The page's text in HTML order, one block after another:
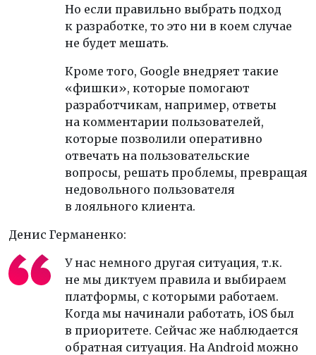
Но если правильно выбрать подход
к разработке, то это ни в коем случае
не будет мешать.
Кроме того, Google внедряет такие
«фишки», которые помогают
разработчикам, например, ответы
на комментарии пользователей,
которые позволили оперативно
отвечать на пользовательские
вопросы, решать проблемы, превращая
недовольного пользователя
в лояльного клиента.
Денис Германенко:
У нас немного другая ситуация, т.к.
не мы диктуем правила и выбираем
платформы, с которыми работаем.
Когда мы начинали работать, iOS был
в приоритете. Сейчас же наблюдается
обратная ситуация. На Android можно